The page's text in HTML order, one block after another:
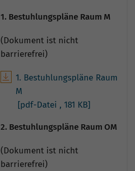
1. Bestuhlungspläne Raum M
(Dokument ist nicht
barrierefrei)
1. Bestuhlungspläne Raum
M
[pdf-Datei , 181 KB]
2. Bestuhlungspläne Raum OM
(Dokument ist nicht
barrierefrei)